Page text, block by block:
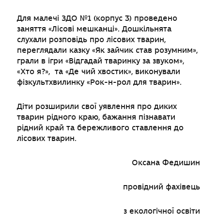
Для малечі ЗДО №1 (корпус 3) проведено
заняття «Лісові мешканці». Дошкільнята
слухали розповідь про лісових тварин,
переглядали казку «Як зайчик став розумним»,
грали в ігри «Відгадай тваринку за звуком»,
«Хто я?», та «Де чий хвостик», виконували
фізкультхвилинку «Рок-н-рол для тварин».
Діти розширили свої уявлення про диких
тварин рідного краю, бажання пізнавати
рідний край та бережливого ставлення до
лісових тварин.
Оксана Федишин
провідний фахівець
з екологічної освіти